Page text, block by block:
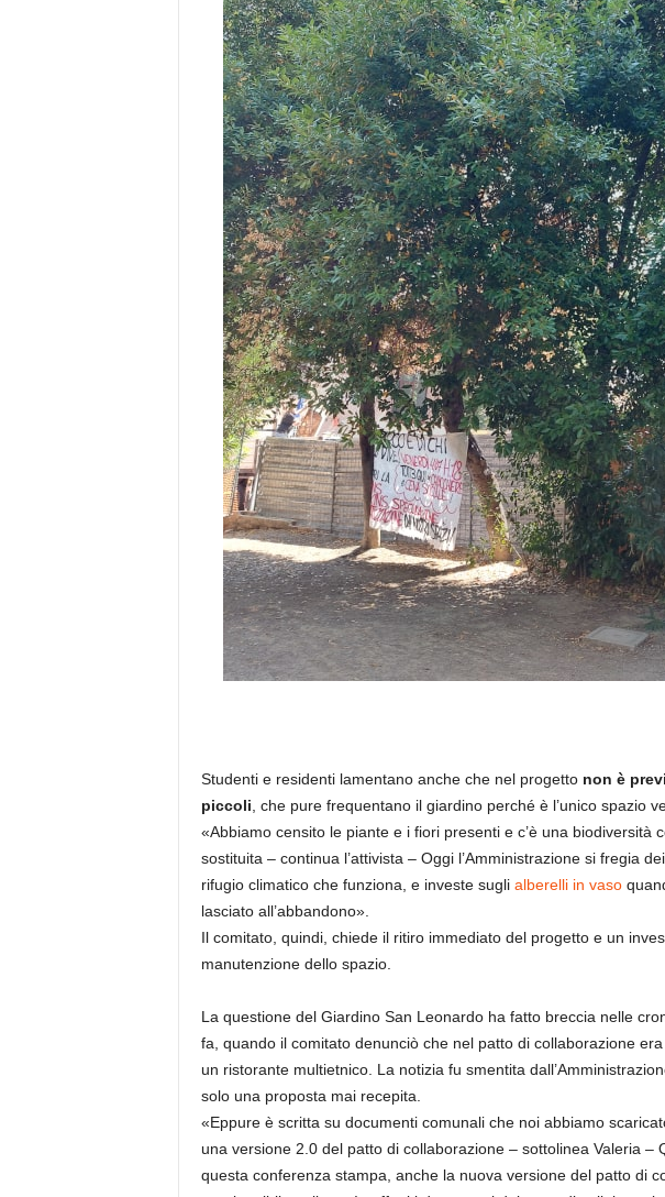
Studenti e residenti lamentano anche che nel progettonon è
piccoli , che pure frequentano il giardino perché è l’unico spazio
«Abbiamo censito le piante e i fiori presenti e c’è una biodiversità
sostituita – continua l’attivista – Oggi l’Amministrazione si fregia
rifugio climatico che funziona, e investe sugli alberelli in vaso
lasciato all’abbandono».
Il comitato, quindi, chiede il ritiro immediato del progetto e un
manutenzione dello spazio.
La questione del Giardino San Leonardo ha fatto breccia nelle
fa, quando il comitato denunciò che nel patto di collaborazione
un ristorante multietnico. La notizia fu smentita
solo una proposta mai recepita.
«Eppure è scritta su documenti comunali che noi abbiamo
una versione 2.0 del patto di collaborazione – sottolinea Valeria –
questa conferenza stampa, anche la nuova versione del patto di